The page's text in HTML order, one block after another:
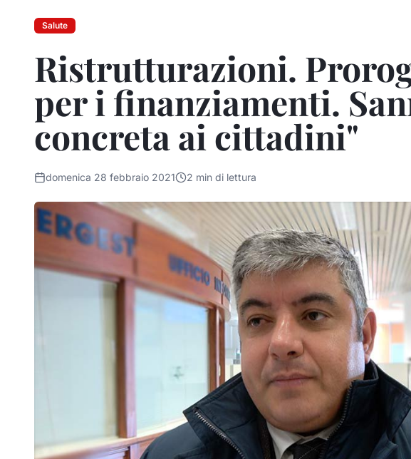
Salute
Ristrutturazioni.
per i finanziamenti.
concreta ai cittadini"
domenica 28 febbraio 2021 2 min di lettura